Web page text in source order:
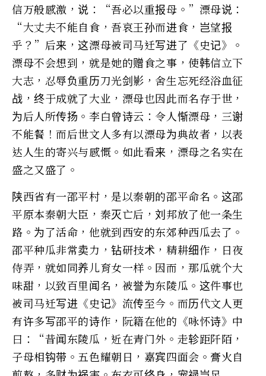
信万般感激，说：“吾必以重报母。”漂母说：
“大丈夫不能自食，吾哀王孙而进食，岂望报
乎？”后来，这漂母被司马迁写进了《史记》。
漂母不会想到，就是她的赠食之事，使韩信立下
大志，忍辱负重历刀光剑影，舍生忘死经浴血征
战，终于成就了大业，漂母也因此而名存于世，
为后人所传扬。李白曾诗云：令人惭漂母，三谢
不能餐！而后世文人多有以漂母为典故者，以表
达人生的寄兴与感慨。如此看来，漂母之名实在
盛之又盛了。
陕西省有一邵平村，是以秦朝的邵平命名。这邵
平原本秦朝大臣，秦灭亡后，刘邦放了他一条生
路。为了活命，他就到西安的东郊种西瓜去了。
邵平种瓜非常卖力，钻研技术，精耕细作，日夜
侍弄，就如同养儿育女一样。因而，那瓜就个大
味甜，以致百里闻名，被誉为东陵瓜。这件事也
被司马迁写进《史记》流传至今。而历代文人更
有许多写邵平的诗作，阮籍在他的《咏怀诗》中
曰：“昔闻东陵瓜，近在青门外。走轸距阡陌，
子母相钩带。五色耀朝日，嘉宾四面会。膏火自